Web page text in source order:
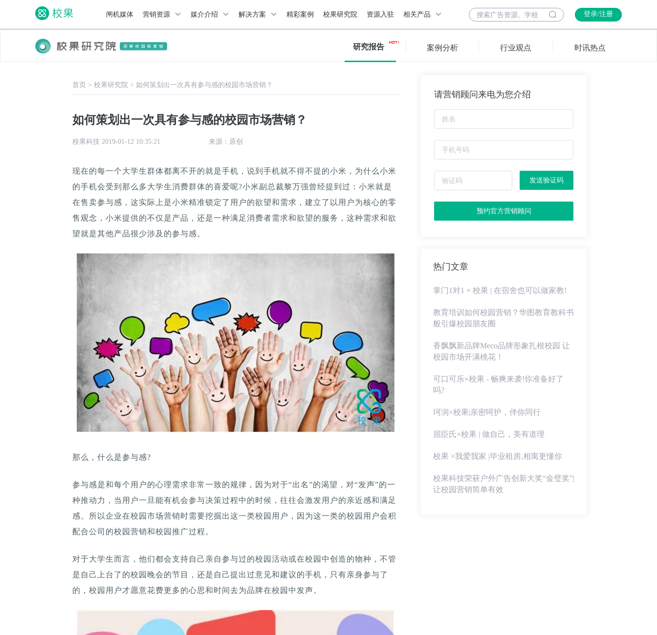
闸机媒体 营销资源 媒介介绍 解决方案 精彩案例 校果研究院 资源入驻 相关产品 登录/注册
研究报告 案例分析 行业观点 时讯热点
首页 > 校果研究院 > 如何策划出一次具有参与感的校园市场营销？
如何策划出一次具有参与感的校园市场营销？
校果科技 2019-01-12 10:35:21 来源：原创
现在的每一个大学生群体都离不开的就是手机，说到手机就不得不提的小米，为什么小米
的手机会受到那么多大学生消费群体的喜爱呢?小米副总裁黎万强曾经提到过：小米就是
在售卖参与感，这实际上是小米精准锁定了用户的欲望和需求，建立了以用户为核心的零
售观念，小米提供的不仅是产品，还是一种满足消费者需求和欲望的服务，这种需求和欲
望就是其他产品很少涉及的参与感。
那么，什么是参与感?
参与感是和每个用户的心理需求非常一致的规律，因为对于“出名”的渴望，对“发声”的一
种推动力，当用户一旦能有机会参与决策过程中的时候，往往会激发用户的亲近感和满足
感。所以企业在校园市场营销时需要挖掘出这一类校园用户，因为这一类的校园用户会积
配合公司的校园营销和校园推广过程。
对于大学生而言，他们都会支持自己亲自参与过的校园活动或在校园中创造的物种，不管
是自己上台了的校园晚会的节目，还是自己提出过意见和建议的手机，只有亲身参与了
的，校园用户才愿意花费更多的心思和时间去为品牌在校园中发声。
请营销顾问来电为您介绍
发送验证码
预约官方营销顾问
热门文章
掌门1对1 × 校果 | 在宿舍也可以做家教!
教育培训如何校园营销？华图教育教科书
般引爆校园朋友圈
香飘飘新品牌Meco品牌形象扎根校园 让
校园市场开满桃花！
可口可乐×校果 - 畅爽来袭!你准备好了
吗?
珂润×校果|亲密呵护，伴你同行
屈臣氏×校果 | 做自己，美有道理
校果 ×我爱我家 |毕业租房,相寓更懂你
校果科技荣获户外广告创新大奖“金璧奖”|
让校园营销简单有效